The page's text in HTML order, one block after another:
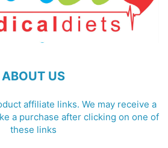
ABOUT US
affiliate links. We may receive a
a purchase after clicking on one of
these links